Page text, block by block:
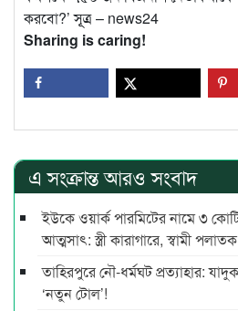
করবো?’ সূূত্র – news24
Sharing is caring!
এ সংক্রান্ত আরও সংবাদ
ইউকে ওয়ার্ক পারমিটের নামে ৩
আত্মসাৎ: স্ত্রী কারাগারে, স্বামী পলাতক
তাহিরপুরে নৌ-ধর্মঘট প্রত্যাহার:
‘নতুন টোল’!